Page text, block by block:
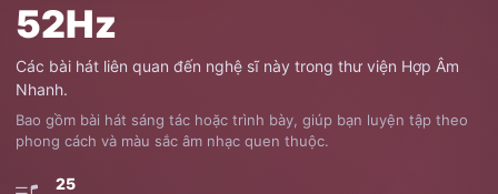
52Hz
Các bài hát liên quan đến nghệ sĩ này trong thư viện Hợp Âm
Nhanh.
Bao gồm bài hát sáng tác hoặc trình bày, giúp bạn luyện tập theo
phong cách và màu sắc âm nhạc quen thuộc.
25